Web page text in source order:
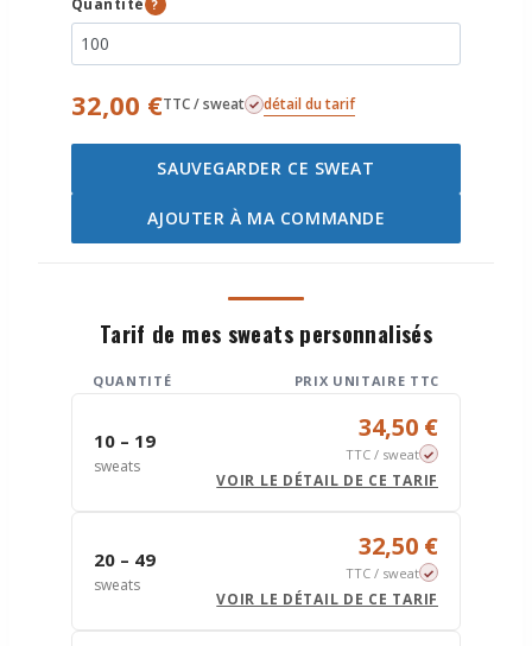
Quantité ?
32,00 €TTC / sweat détail du tarif
SAUVEGARDER CE SWEAT
AJOUTER À MA COMMANDE
Tarif de mes sweats personnalisés
QUANTITÉ PRIX UNITAIRE TTC
10 – 19
sweats
34,50 €
TTC / sweat
VOIR LE DÉTAIL DE CE TARIF
20 – 49
sweats
32,50 €
TTC / sweat
VOIR LE DÉTAIL DE CE TARIF